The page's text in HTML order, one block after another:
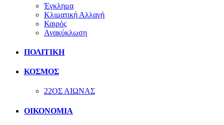
Έγκλημα
Κλιματική Αλλαγή
Καιρός
Ανακύκλωση
ΠΟΛΙΤΙΚΗ
ΚΟΣΜΟΣ
22ΟΣ ΑΙΩΝΑΣ
ΟΙΚΟΝΟΜΙΑ